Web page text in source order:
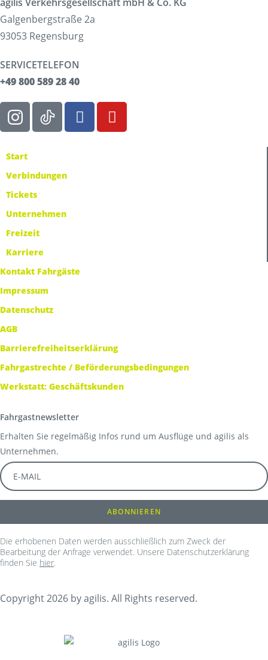
Galgenbergstraße 2a
93053 Regensburg
SERVICETELEFON
+49 800 589 28 40
Start
Verbindungen
Tickets
Unternehmen
Freizeit
Karriere
Kontakt Fahrgäste
Impressum
Datenschutz
AGB
Barrierefreiheitserklärung
Fahrgastrechte / Beförderungsbedingungen
Werkstatt: Geschäftskunden
Fahrgastnewsletter
Erhalten Sie regelmäßig Infos rund um Ausflüge und agilis als
Unternehmen.
Die erhobenen Daten werden ausschließlich zum Zweck der
Bearbeitung der Anfrage verwendet. Unsere Datenschutzerklärung
finden Sie hier.
Copyright 2026 by agilis. All Rights reserved.